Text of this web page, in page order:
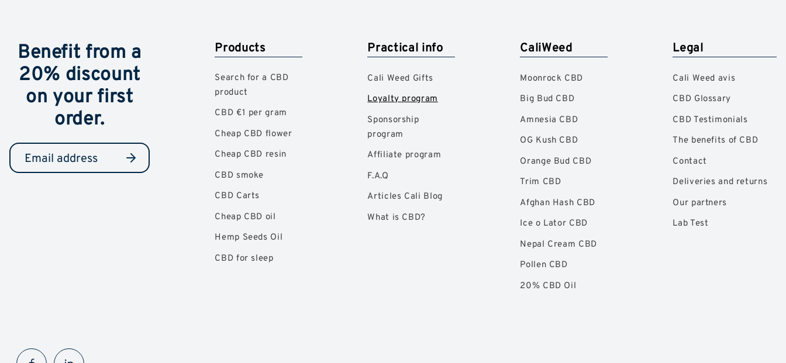
Benefit from a
20% discount
on your first
order.
Products
Search for a CBD
product
CBD €1 per gram
Cheap CBD flower
Cheap CBD resin
CBD smoke
CBD Carts
Cheap CBD oil
Hemp Seeds Oil
CBD for sleep
Practical info
Cali Weed Gifts
Loyalty program
Sponsorship
program
Affiliate program
F.A.Q
Articles Cali Blog
What is CBD?
CaliWeed
Moonrock CBD
Big Bud CBD
Amnesia CBD
OG Kush CBD
Orange Bud CBD
Trim CBD
Afghan Hash CBD
Ice o Lator CBD
Nepal Cream CBD
Pollen CBD
20% CBD Oil
Legal
Cali Weed avis
CBD Glossary
CBD Testimonials
The benefits of CBD
Contact
Deliveries and returns
Our partners
Lab Test